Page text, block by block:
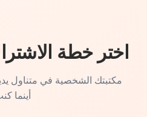
اختر خطة
مكتبتك الشخصية في متناول
أينما